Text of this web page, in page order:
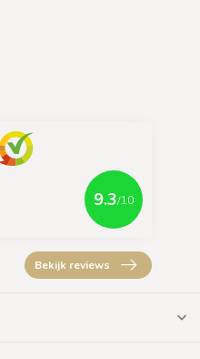
9.3/10
Bekijk reviews